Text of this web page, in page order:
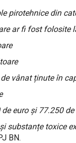
pirotehnice din
ar fi fost folosite
vânat ținute în
euro și 77.250 de
substanțe toxice
BN.